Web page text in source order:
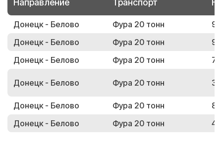
Направление Транспорт
Донецк - Белово Фура 20 тонн
Донецк - Белово
Фура 20 тонн
Донецк - Белово
Фура 20 тонн
Донецк - Белово Фура 20 тонн
Донецк - Белово Фура 20 тонн
Донецк - Белово
Фура 20 тонн